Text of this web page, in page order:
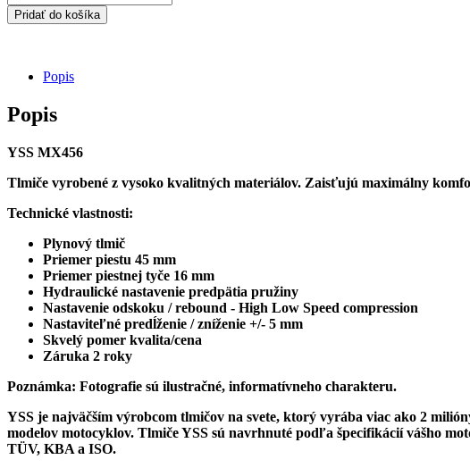
KTM
790
tlmič
-
MX456-
01
Pridať do košíka
Popis
Popis
YSS MX456
Tlmiče vyrobené z vysoko kvalitných materiálov. Zaisťujú maximálny
Technické vlastnosti:
Plynový tlmič
Priemer piestu 45 mm
Priemer piestnej tyče 16 mm
Hydraulické nastavenie predpätia pružiny
Nastavenie odskoku / rebound - High Low Speed compression
Nastaviteľné predĺženie / zníženie +/- 5 mm
Skvelý pomer kvalita/cena
Záruka 2 roky
Poznámka: Fotografie sú ilustračné, informatívneho charakteru.
YSS je najväčším výrobcom tlmičov na svete, ktorý vyrába viac ako 2
modelov motocyklov. Tlmiče YSS sú navrhnuté podľa špecifikácií vášho
TÜV, KBA a ISO.